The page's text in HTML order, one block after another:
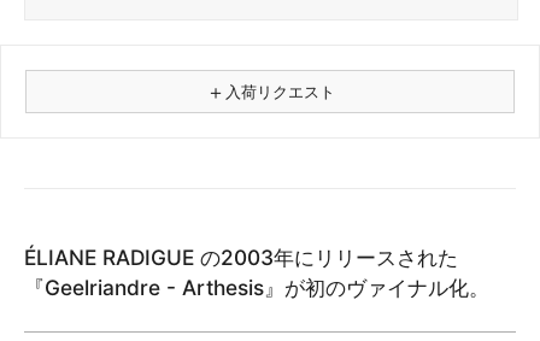
＋ 入荷リクエスト
フォーマット
ÉLIANE RADIGUE の2003年にリリースされた
『Geelriandre - Arthesis』が初のヴァイナル化。